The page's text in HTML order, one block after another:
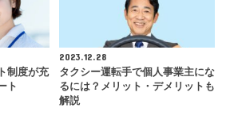
制度が充
ト
2023.12.28
タクシー運転手で個人事業主にな
るには？メリット・デメリットも
解説